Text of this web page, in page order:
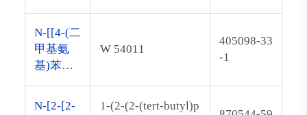
1-氰基-2
-甲基丙-
1-烯-1,3-
二甲酰亚
N-[[4-(二
甲基氨
基)苯基]
2,3,4-四
W 54011
405098-33
-1
N-[2-[2-
1-(2-(2-(tert-butyl)p